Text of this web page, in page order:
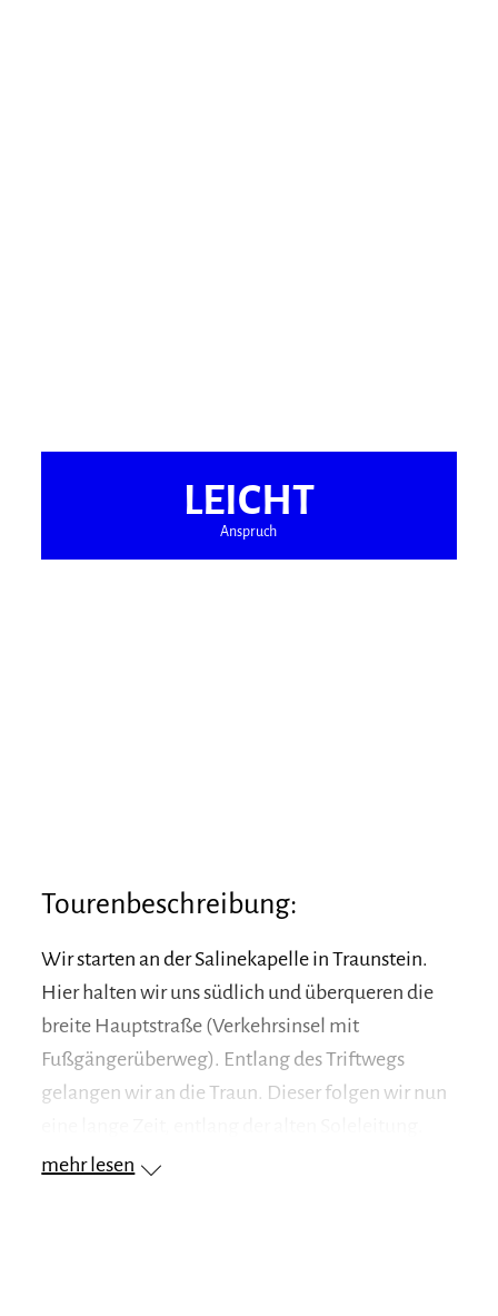
LEICHT
Anspruch
Tourenbeschreibung:
Wir starten an der Salinekapelle in Traunstein.
Hier halten wir uns südlich und überqueren die
breite Hauptstraße (Verkehrsinsel mit
Fußgängerüberweg). Entlang des Triftwegs
gelangen wir an die Traun. Dieser folgen wir nun
Nachdem Seiboldsdorfer Wehr wandern wir
mehr lesen